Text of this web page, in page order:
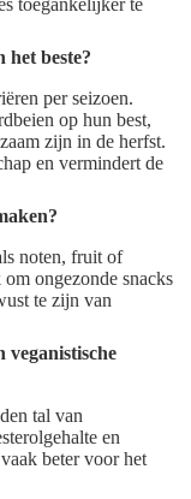
toegankelijker te
het beste?
per seizoen.
op hun best,
zijn in de herfst.
en vermindert de
noten, fruit of
ongezonde snacks
te zijn van
veganistische
tal van
en
beter voor het